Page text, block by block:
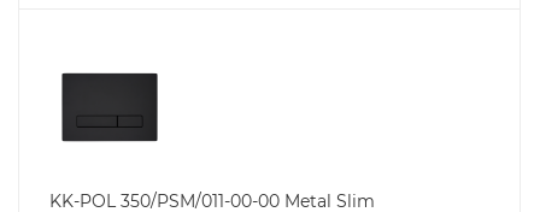
KK-POL 350/PSM/011-00-00 Metal Slim